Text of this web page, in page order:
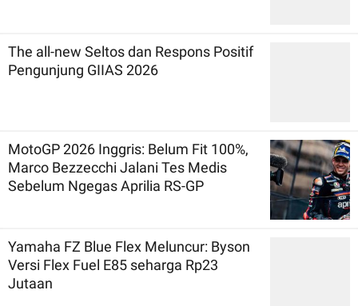
The all-new Seltos dan Respons Positif
Pengunjung GIIAS 2026
MotoGP 2026 Inggris: Belum Fit 100%,
Marco Bezzecchi Jalani Tes Medis
Sebelum Ngegas Aprilia RS-GP
Yamaha FZ Blue Flex Meluncur: Byson
Versi Flex Fuel E85 seharga Rp23
Jutaan